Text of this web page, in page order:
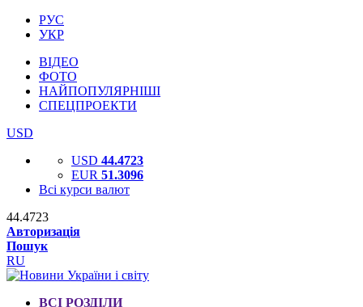
РУС
УКР
ВІДЕО
ФОТО
НАЙПОПУЛЯРНІШІ
СПЕЦПРОЕКТИ
USD
USD 44.4723
EUR 51.3096
Всі курси валют
44.4723
Авторизація
Пошук
RU
ВСІ РОЗДІЛИ